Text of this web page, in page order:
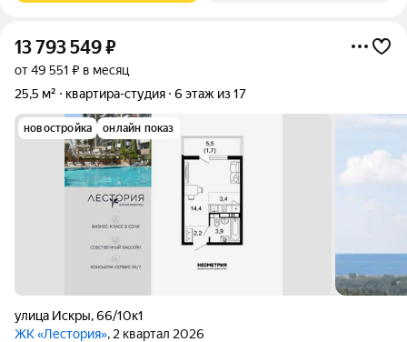
13 793 549₽
от 49 551 ₽ в месяц
25,5 м²
квартира-студия 6 этаж из 17
новостройка онлайн показ
улица Искры,66/10к1
ЖК «Лестория», 2 квартал 2026